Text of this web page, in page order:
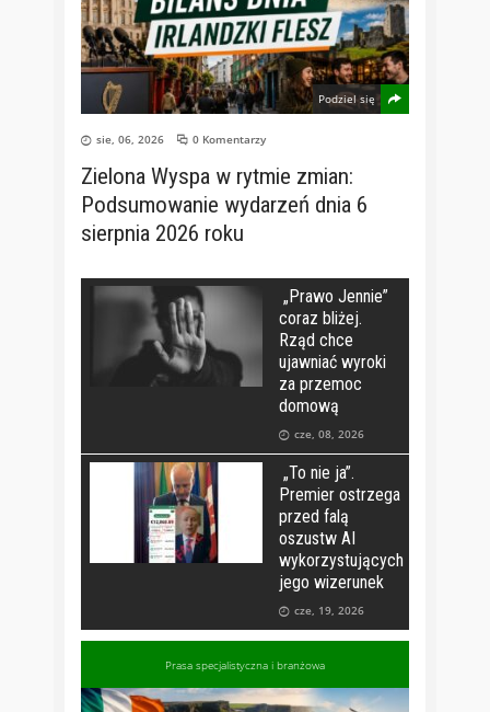
Podziel się
sie, 06, 2026 0 Komentarzy
Zielona Wyspa w rytmie zmian:
Podsumowanie wydarzeń dnia 6
sierpnia 2026 roku
„Prawo Jennie”
coraz bliżej.
Rząd chce
ujawniać wyroki
za przemoc
domową
cze, 08, 2026
„To nie ja”.
Premier ostrzega
przed falą
oszustw AI
wykorzystujących
jego wizerunek
cze, 19, 2026
Prasa specjalistyczna i branżowa